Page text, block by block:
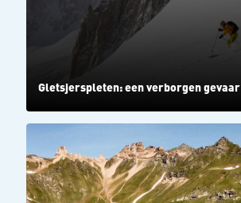
Gletsjerspleten: een verborgen gevaar